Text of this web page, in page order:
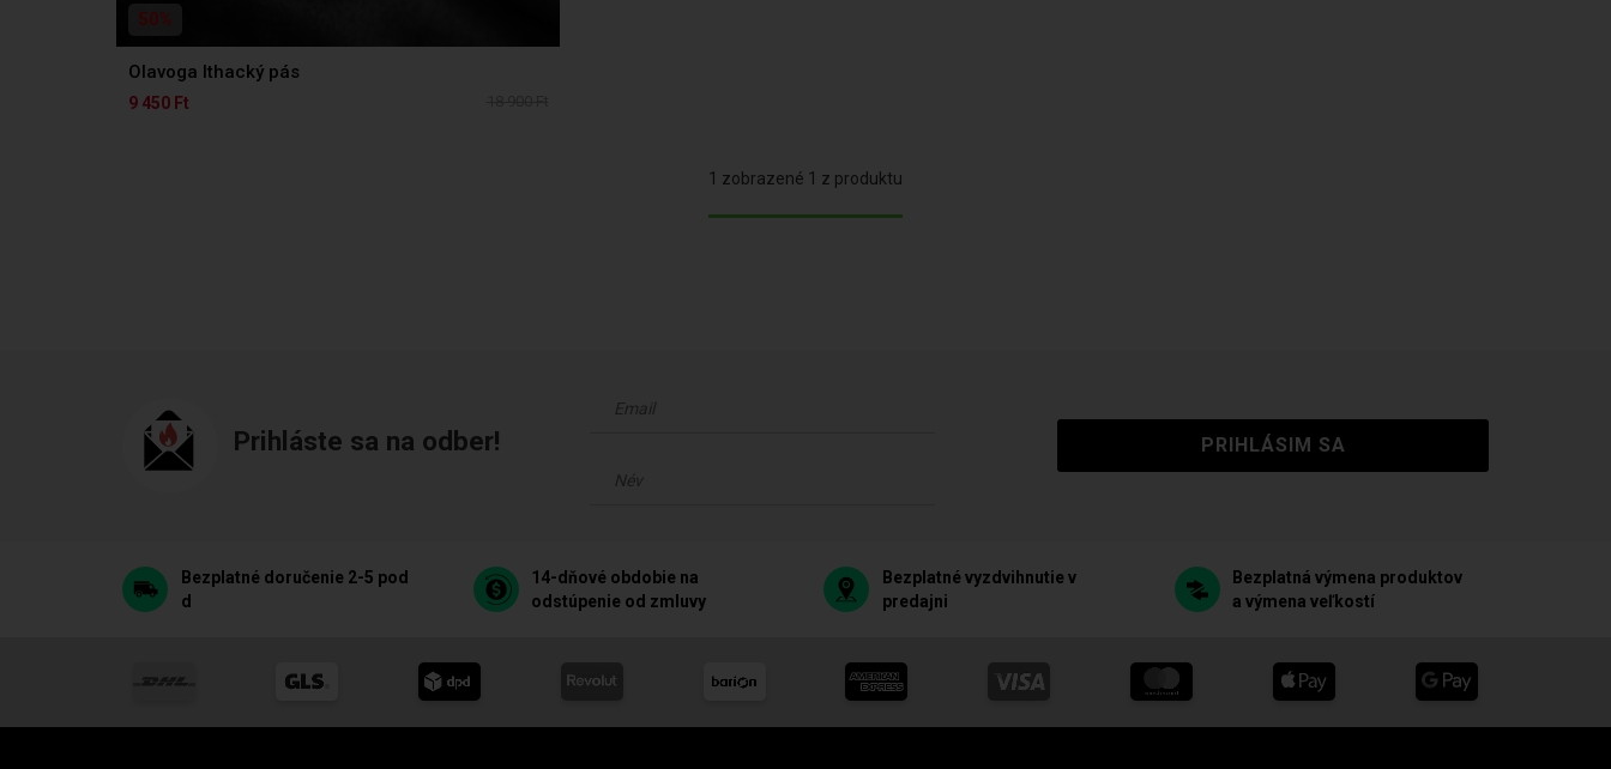
50%
Olavoga Ithacký pás
9 450 Ft
1 zobrazené 1 z produktu
Prihláste sa na odber! PRIHLÁSIM SA
Bezplatné doručenie 2-5 pod
d
14-dňové obdobie na
odstúpenie od zmluvy
Bezplatné vyzdvihnutie v
predajni
Bezplatná výmena produktov
a výmena veľkostí